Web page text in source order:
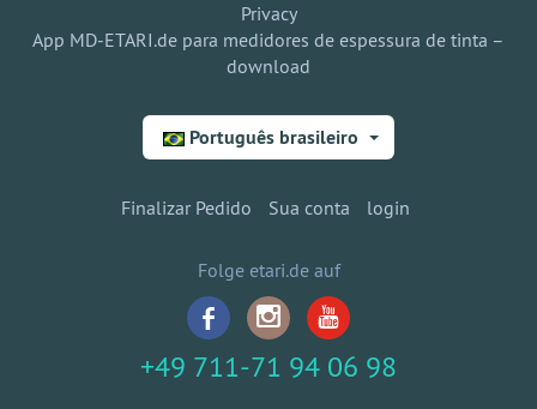
Privacy
App MD-ETARI.de para medidores de espessura de tinta –
download
Português brasileiro
Finalizar Pedido Sua conta login
Folge etari.de auf
+49 711-71 94 06 98